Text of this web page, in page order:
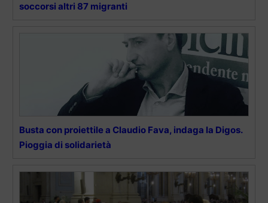
soccorsi altri 87 migranti
Busta con proiettile a Claudio Fava, indaga la Digos.
Pioggia di solidarietà